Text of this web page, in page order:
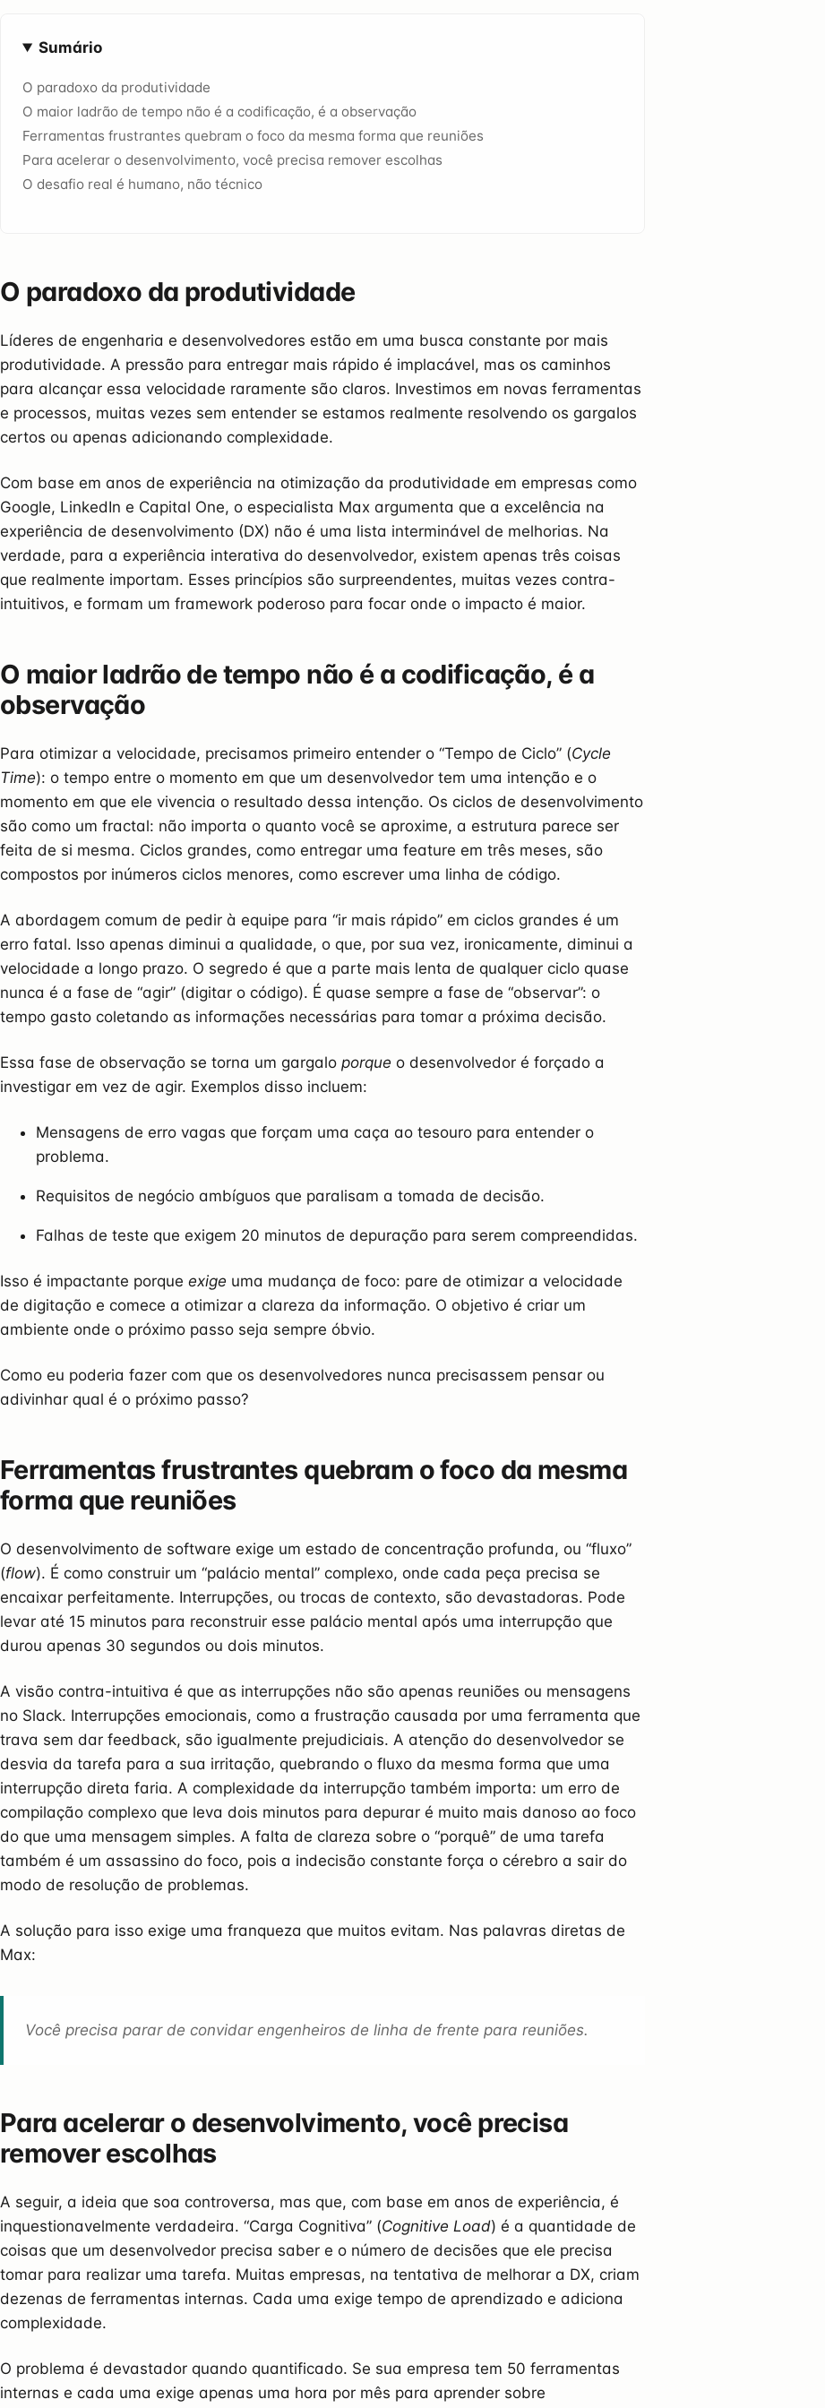
Sumário
O paradoxo da produtividade
O maior ladrão de tempo não é a codificação, é a observação
Ferramentas frustrantes quebram o foco da mesma forma que reuniões
Para acelerar o desenvolvimento, você precisa remover escolhas
O desafio real é humano, não técnico
O paradoxo da produtividade
Líderes de engenharia e desenvolvedores estão em uma busca constante por mais
produtividade. A pressão para entregar mais rápido é implacável, mas os caminhos
para alcançar essa velocidade raramente são claros. Investimos em novas ferramentas
e processos, muitas vezes sem entender se estamos realmente resolvendo os gargalos
certos ou apenas adicionando complexidade.
Com base em anos de experiência na otimização da produtividade em empresas como
Google, LinkedIn e Capital One, o especialista Max argumenta que a excelência na
experiência de desenvolvimento (DX) não é uma lista interminável de melhorias. Na
verdade, para a experiência interativa do desenvolvedor, existem apenas três coisas
que realmente importam. Esses princípios são surpreendentes, muitas vezes contra-
intuitivos, e formam um framework poderoso para focar onde o impacto é maior.
O maior ladrão de tempo não é a codificação, é a
observação
Para otimizar a velocidade, precisamos primeiro entender o “Tempo de Ciclo” (Cycle
Time): o tempo entre o momento em que um desenvolvedor tem uma intenção e o
momento em que ele vivencia o resultado dessa intenção. Os ciclos de desenvolvimento
são como um fractal: não importa o quanto você se aproxime, a estrutura parece ser
feita de si mesma. Ciclos grandes, como entregar uma feature em três meses, são
compostos por inúmeros ciclos menores, como escrever uma linha de código.
A abordagem comum de pedir à equipe para “ir mais rápido” em ciclos grandes é um
erro fatal. Isso apenas diminui a qualidade, o que, por sua vez, ironicamente, diminui a
velocidade a longo prazo. O segredo é que a parte mais lenta de qualquer ciclo quase
nunca é a fase de “agir” (digitar o código). É quase sempre a fase de “observar”: o
tempo gasto coletando as informações necessárias para tomar a próxima decisão.
Essa fase de observação se torna um gargalo porque o desenvolvedor é forçado a
investigar em vez de agir. Exemplos disso incluem:
Mensagens de erro vagas que forçam uma caça ao tesouro para entender o
problema.
Requisitos de negócio ambíguos que paralisam a tomada de decisão.
Falhas de teste que exigem 20 minutos de depuração para serem compreendidas.
Isso é impactante porque exige uma mudança de foco: pare de otimizar a velocidade
de digitação e comece a otimizar a clareza da informação. O objetivo é criar um
ambiente onde o próximo passo seja sempre óbvio.
Como eu poderia fazer com que os desenvolvedores nunca precisassem pensar ou
adivinhar qual é o próximo passo?
Ferramentas frustrantes quebram o foco da mesma
forma que reuniões
O desenvolvimento de software exige um estado de concentração profunda, ou “fluxo”
(flow). É como construir um “palácio mental” complexo, onde cada peça precisa se
encaixar perfeitamente. Interrupções, ou trocas de contexto, são devastadoras. Pode
levar até 15 minutos para reconstruir esse palácio mental após uma interrupção que
durou apenas 30 segundos ou dois minutos.
A visão contra-intuitiva é que as interrupções não são apenas reuniões ou mensagens
no Slack. Interrupções emocionais, como a frustração causada por uma ferramenta que
trava sem dar feedback, são igualmente prejudiciais. A atenção do desenvolvedor se
desvia da tarefa para a sua irritação, quebrando o fluxo da mesma forma que uma
interrupção direta faria. A complexidade da interrupção também importa: um erro de
compilação complexo que leva dois minutos para depurar é muito mais danoso ao foco
do que uma mensagem simples. A falta de clareza sobre o “porquê” de uma tarefa
também é um assassino do foco, pois a indecisão constante força o cérebro a sair do
modo de resolução de problemas.
A solução para isso exige uma franqueza que muitos evitam. Nas palavras diretas de
Max:
Você precisa parar de convidar engenheiros de linha de frente para reuniões.
Para acelerar o desenvolvimento, você precisa
remover escolhas
A seguir, a ideia que soa controversa, mas que, com base em anos de experiência, é
inquestionavelmente verdadeira. “Carga Cognitiva” (Cognitive Load) é a quantidade de
coisas que um desenvolvedor precisa saber e o número de decisões que ele precisa
tomar para realizar uma tarefa. Muitas empresas, na tentativa de melhorar a DX, criam
dezenas de ferramentas internas. Cada uma exige tempo de aprendizado e adiciona
complexidade.
O problema é devastador quando quantificado. Se sua empresa tem 50 ferramentas
internas e cada uma exige apenas uma hora por mês para aprender sobre